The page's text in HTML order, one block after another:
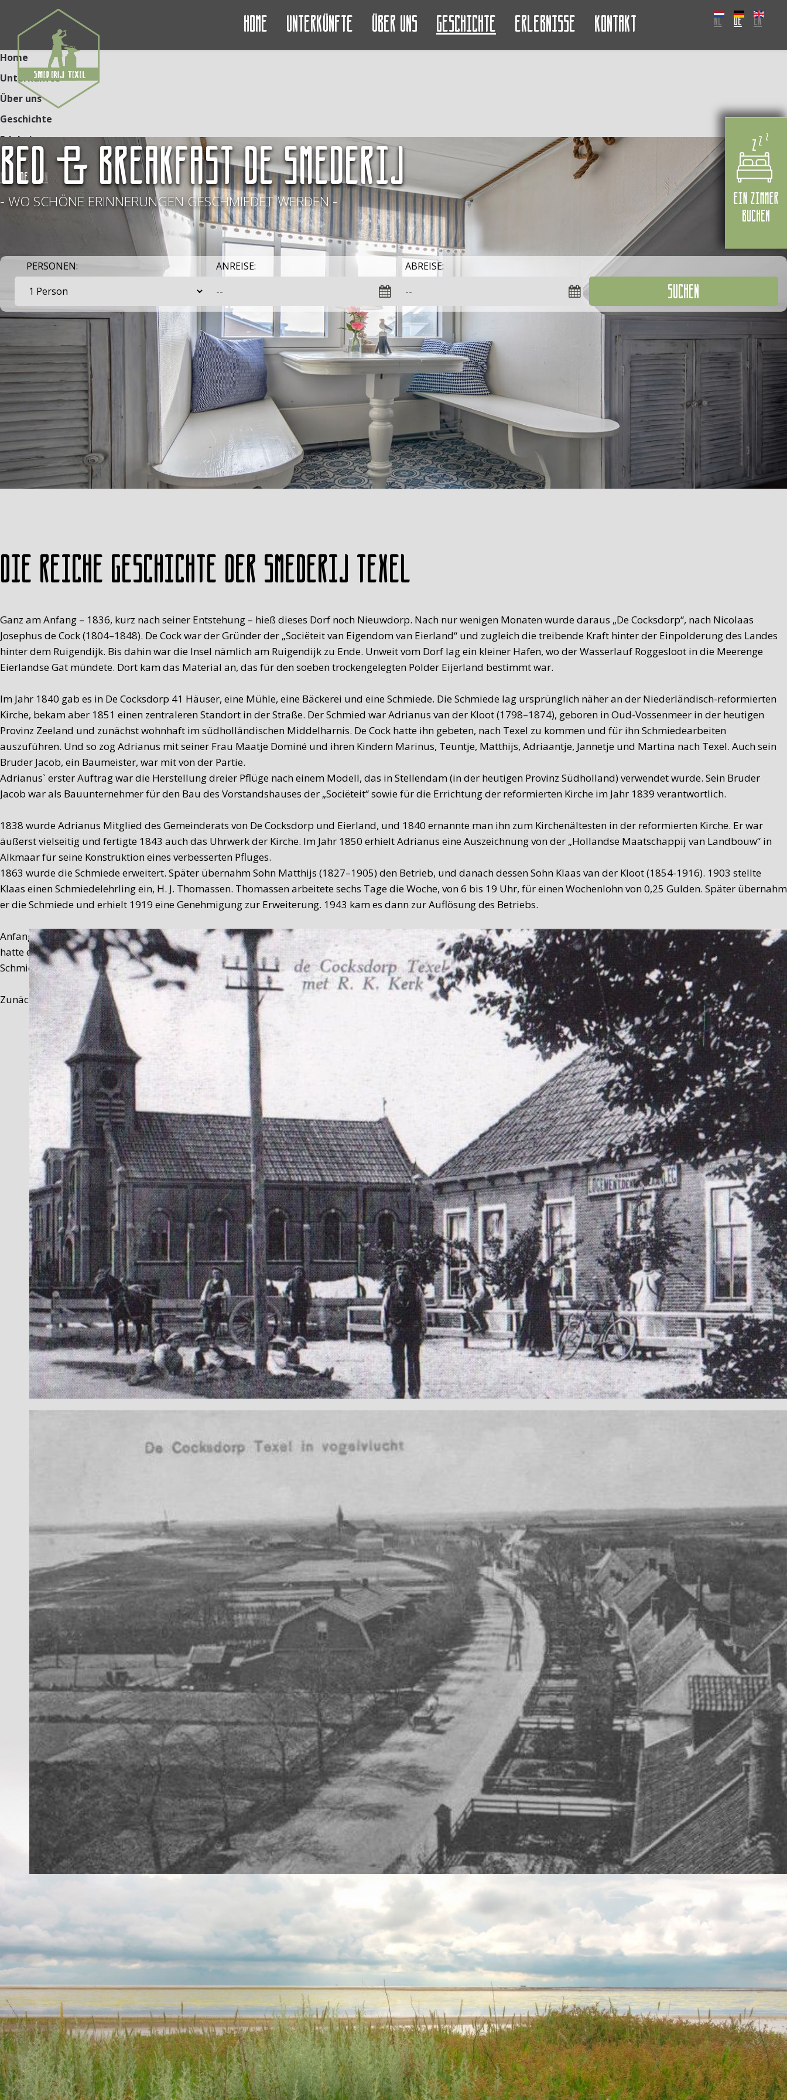
Home Unterkünfte Über uns Geschichte Erlebnisse Kontakt NL DE EN
Home
Unterkünfte
Über uns
Geschichte
Erlebnisse
Kontakt
NL DE EN
BED & BREAKFAST De Smederij
- WO SCHÖNE ERINNERUNGEN GESCHMIEDET WERDEN -
PERSONEN: ANREISE: ABREISE:
SUCHEN
Die reiche Geschichte der Smederij Texel
Ganz am Anfang – 1836, kurz nach seiner Entstehung – hieß dieses Dorf noch Nieuwdorp. Nach nur wenigen Monaten wurde daraus „De Cocksdorp“, nach Nicolaas
Josephus de Cock (1804–1848). De Cock war der Gründer der „Sociëteit van Eigendom van Eierland“ und zugleich die treibende Kraft hinter der Einpolderung des Landes
hinter dem Ruigendijk. Bis dahin war die Insel nämlich am Ruigendijk zu Ende. Unweit vom Dorf lag ein kleiner Hafen, wo der Wasserlauf Roggesloot in die Meerenge
Eierlandse Gat mündete. Dort kam das Material an, das für den soeben trockengelegten Polder Eijerland bestimmt war.
Im Jahr 1840 gab es in De Cocksdorp 41 Häuser, eine Mühle, eine Bäckerei und eine Schmiede. Die Schmiede lag ursprünglich näher an der Niederländisch-reformierten
Kirche, bekam aber 1851 einen zentraleren Standort in der Straße. Der Schmied war Adrianus van der Kloot (1798–1874), geboren in Oud-Vossenmeer in der heutigen
Provinz Zeeland und zunächst wohnhaft im südholländischen Middelharnis. De Cock hatte ihn gebeten, nach Texel zu kommen und für ihn Schmiedearbeiten
auszuführen. Und so zog Adrianus mit seiner Frau Maatje Dominé und ihren Kindern Marinus, Teuntje, Matthijs, Adriaantje, Jannetje und Martina nach Texel. Auch sein
Bruder Jacob, ein Baumeister, war mit von der Partie.
Adrianus` erster Auftrag war die Herstellung dreier Pflüge nach einem Modell, das in Stellendam (in der heutigen Provinz Südholland) verwendet wurde. Sein Bruder
Jacob war als Bauunternehmer für den Bau des Vorstandshauses der „Sociëteit“ sowie für die Errichtung der reformierten Kirche im Jahr 1839 verantwortlich.
1838 wurde Adrianus Mitglied des Gemeinderats von De Cocksdorp und Eierland, und 1840 ernannte man ihn zum Kirchenältesten in der reformierten Kirche. Er war
äußerst vielseitig und fertigte 1843 auch das Uhrwerk der Kirche. Im Jahr 1850 erhielt Adrianus eine Auszeichnung von der „Hollandse Maatschappij van Landbouw“ in
Alkmaar für seine Konstruktion eines verbesserten Pfluges.
1863 wurde die Schmiede erweitert. Später übernahm Sohn Matthijs (1827–1905) den Betrieb, und danach dessen Sohn Klaas van der Kloot (1854-1916). 1903 stellte
Klaas einen Schmiedelehrling ein, H. J. Thomassen. Thomassen arbeitete sechs Tage die Woche, von 6 bis 19 Uhr, für einen Wochenlohn von 0,25 Gulden. Später übernahm
er die Schmiede und erhielt 1919 eine Genehmigung zur Erweiterung. 1943 kam es dann zur Auflösung des Betriebs.
Anfang der Sechzigerjahre (1959–1965) wurden allerdings unter der Leitung von C. de Waard noch Schmiedearbeiten verrichtet. De Waard war kein Schmied, sondern
hatte ein Lohnunternehmen. Damals war eine Schmiede mitsamt Landmaschinenbetrieb ein nützliches Nebengewerbe. Als De Waard 1965 Texel verlies, kam für die
Schmiede von De Cocksdorp endgültig das Aus.
Zunächst wurde das Gebäude als Wohnhaus genutzt. 2008 entstand daraus ein Bed & Breakfast.